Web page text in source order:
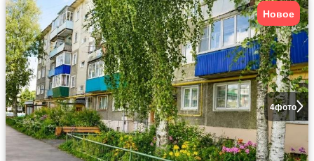
4фото
Новое